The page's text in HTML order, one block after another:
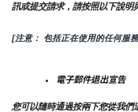
訊或提交請求，請按照以下說明
[注意： 包括正在使用的任何服
電子郵件退出宣告
您可以隨時通過按兩下您從我們